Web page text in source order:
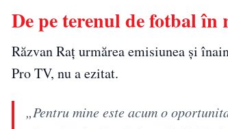
De pe terenul de fotbal
Răzvan Raț urmărea emisiunea și
Pro TV, nu a ezitat.
„Pentru mine este acum o